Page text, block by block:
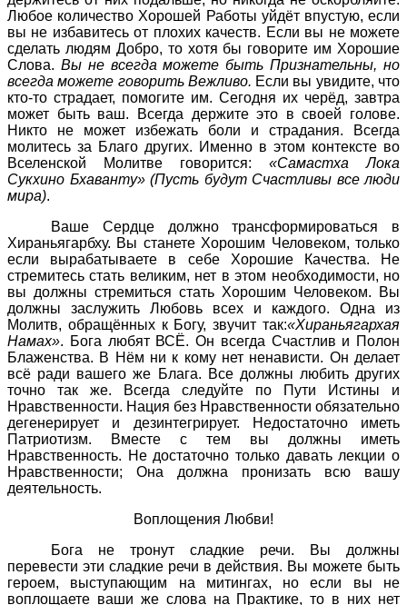
Любое количество Хорошей Работы уйдёт впустую, если
вы не избавитесь от плохих качеств. Если вы не можете
сделать людям Добро, то хотя бы говорите им Хорошие
Слова. Вы не всегда можете быть Признательны, но
всегда можете говорить Вежливо. Если вы увидите, что
кто-то страдает, помогите им. Сегодня их черёд, завтра
может быть ваш. Всегда держите это в своей голове.
Никто не может избежать боли и страдания. Всегда
молитесь за Благо других. Именно в этом контексте во
Вселенской Молитве говорится: «Самастха Лока
Сукхино Бхаванту» (Пусть будут Счастливы все люди
мира).
Ваше Сердце должно трансформироваться в
Хираньягарбху. Вы станете Хорошим Человеком, только
если вырабатываете в себе Хорошие Качества. Не
стремитесь стать великим, нет в этом необходимости, но
вы должны стремиться стать Хорошим Человеком. Вы
должны заслужить Любовь всех и каждого. Одна из
Молитв, обращённых к Богу, звучит так:«Хираньягархая
Намах». Бога любят ВСЁ. Он всегда Счастлив и Полон
Блаженства. В Нём ни к кому нет ненависти. Он делает
всё ради вашего же Блага. Все должны любить других
точно так же. Всегда следуйте по Пути Истины и
Нравственности. Нация без Нравственности обязательно
дегенерирует и дезинтегрирует. Недостаточно иметь
Патриотизм. Вместе с тем вы должны иметь
Нравственность. Не достаточно только давать лекции о
Нравственности; Она должна пронизать всю вашу
деятельность.
Воплощения Любви!
Бога не тронут сладкие речи. Вы должны
перевести эти сладкие речи в действия. Вы можете быть
героем, выступающим на митингах, но если вы не
воплощаете ваши же слова на Практике, то в них нет